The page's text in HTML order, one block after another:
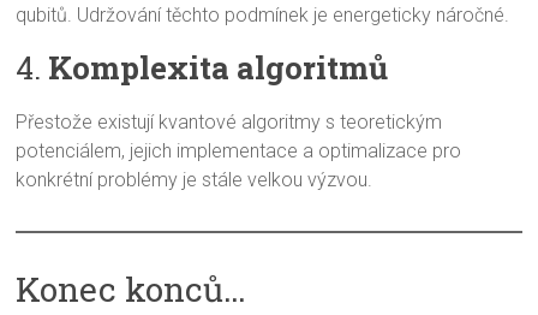
qubitů. Udržování těchto podmínek je energeticky náročné.
4. Komplexita algoritmů
Přestože existují kvantové algoritmy s teoretickým
potenciálem, jejich implementace a optimalizace pro
konkrétní problémy je stále velkou výzvou.
Konec konců…